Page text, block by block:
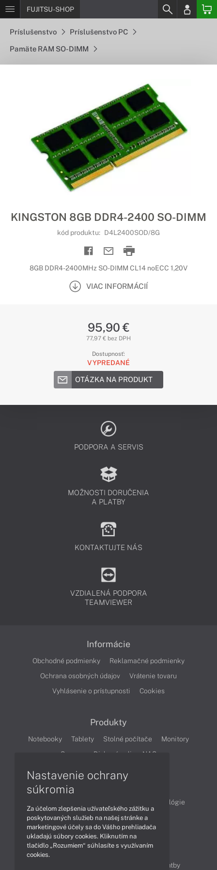
FUJITSU-SHOP
Príslušenstvo Príslušenstvo PC
Pamäte RAM SO-DIMM
KINGSTON 8GB DDR4-2400 SO-DIMM
kód produktu: D4L2400SOD/8G
8GB DDR4-2400MHz SO-DIMM CL14 noECC 1,20V
VIAC INFORMÁCIÍ
95,90 €
77,97 € bez DPH
Dostupnosť:
VYPREDANÉ
OTÁZKA NA PRODUKT
PODPORA A SERVIS
MOŽNOSTI DORUČENIA
A PLATBY
KONTAKTUJTE NÁS
VZDIALENÁ PODPORA
TEAMVIEWER
Informácie
Obchodné podmienky
Reklamačné podmienky
Ochrana osobných údajov
Vrátenie tovaru
Vyhlásenie o prístupnosti
Cookies
Produkty
Notebooky Tablety Stolné počítače
Monitory
Servery
Diskové polia a NAS
Technológie
Videá
Obsah
Možnosti doručenia a platby
Nastavenie ochrany
súkromia
Za účelom zlepšenia užívateľského zážitku a
poskytovaných služieb na našej stránke a
marketingové účely sa do Vášho prehliadača
ukladajú súbory cookies. Kliknutím na
tlačidlo „Rozumiem“ súhlasíte s využívaním
cookies.